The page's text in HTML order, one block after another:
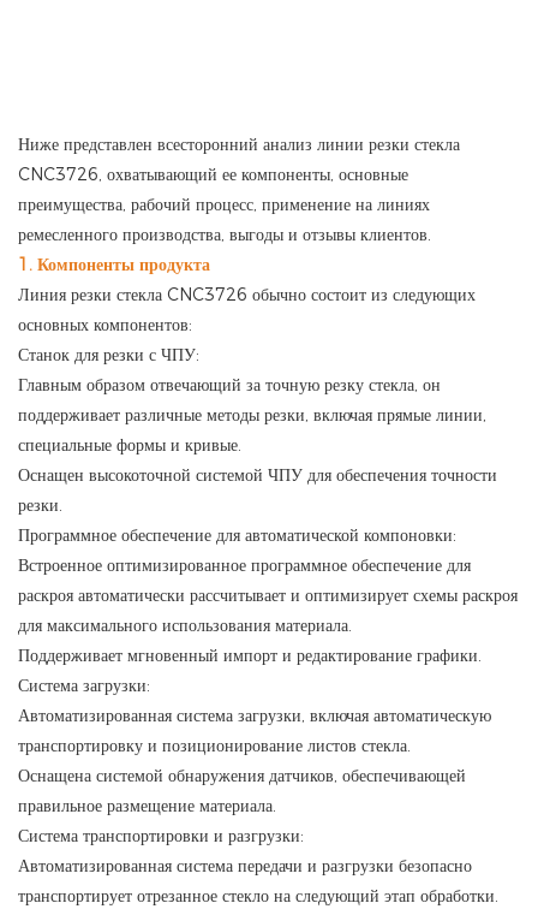
Ниже представлен всесторонний анализ линии резки стекла
CNC3726, охватывающий ее компоненты, основные
преимущества, рабочий процесс, применение на линиях
ремесленного производства, выгоды и отзывы клиентов.
1. Компоненты продукта
Линия резки стекла CNC3726 обычно состоит из следующих
основных компонентов:
Станок для резки с ЧПУ:
Главным образом отвечающий за точную резку стекла, он
поддерживает различные методы резки, включая прямые линии,
специальные формы и кривые.
Оснащен высокоточной системой ЧПУ для обеспечения точности
резки.
Программное обеспечение для автоматической компоновки:
Встроенное оптимизированное программное обеспечение для
раскроя автоматически рассчитывает и оптимизирует схемы раскроя
для максимального использования материала.
Поддерживает мгновенный импорт и редактирование графики.
Система загрузки:
Автоматизированная система загрузки, включая автоматическую
транспортировку и позиционирование листов стекла.
Оснащена системой обнаружения датчиков, обеспечивающей
правильное размещение материала.
Система транспортировки и разгрузки:
Автоматизированная система передачи и разгрузки безопасно
транспортирует отрезанное стекло на следующий этап обработки.